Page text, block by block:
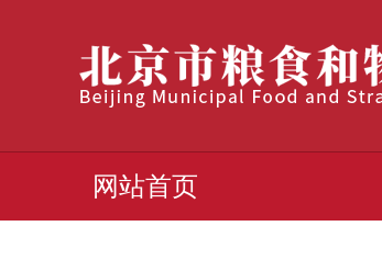
网站首页